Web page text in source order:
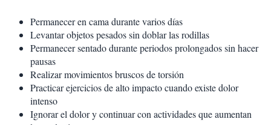
Permanecer en cama durante varios días
Levantar objetos pesados sin doblar las rodillas
Permanecer sentado durante periodos prolongados sin hacer
pausas
Realizar movimientos bruscos de torsión
Practicar ejercicios de alto impacto cuando existe dolor
intenso
Ignorar el dolor y continuar con actividades que aumentan